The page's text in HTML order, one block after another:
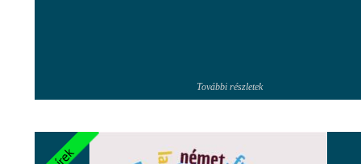
További részletek